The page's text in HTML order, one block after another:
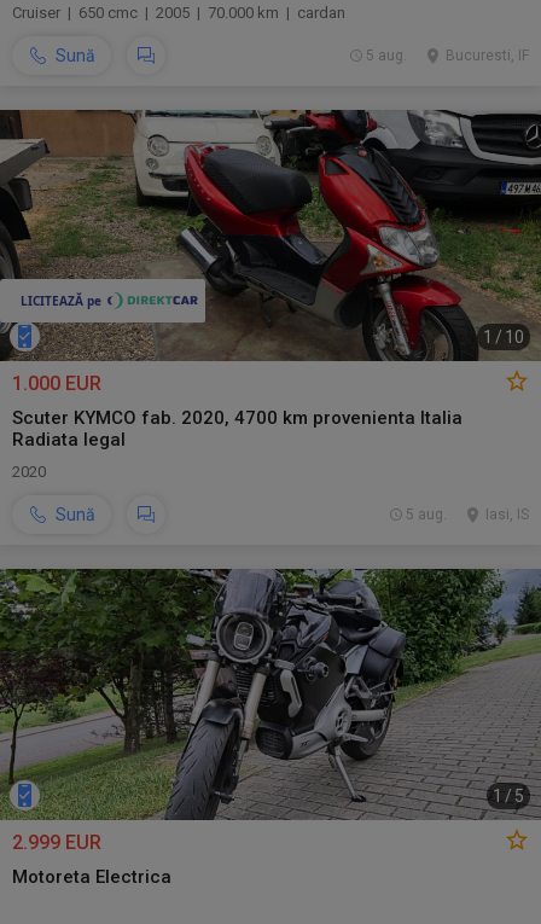
Cruiser | 650 cmc | 2005 | 70.000 km | cardan
Sună Bucuresti, IF
5 aug.
1 / 10
1.000 EUR
Scuter KYMCO fab. 2020, 4700 km provenienta Italia
Radiata legal
2020
Sună Iasi, IS
5 aug.
1 /5
2.999 EUR
Motoreta Electrica